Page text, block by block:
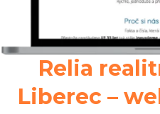
Relia
Liberec –